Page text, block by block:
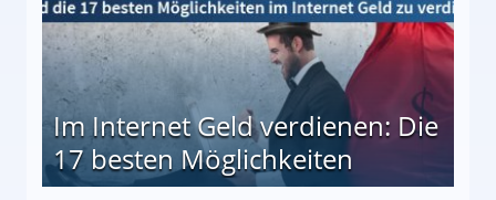
Im Internet Geld verdienen: Die
17 besten Möglichkeiten